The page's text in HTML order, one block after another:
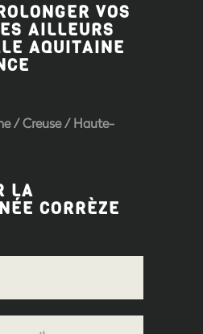
VOS
AILLEURS
AQUITAINE
/Creuse/Haute-
LA
CORRÈZE